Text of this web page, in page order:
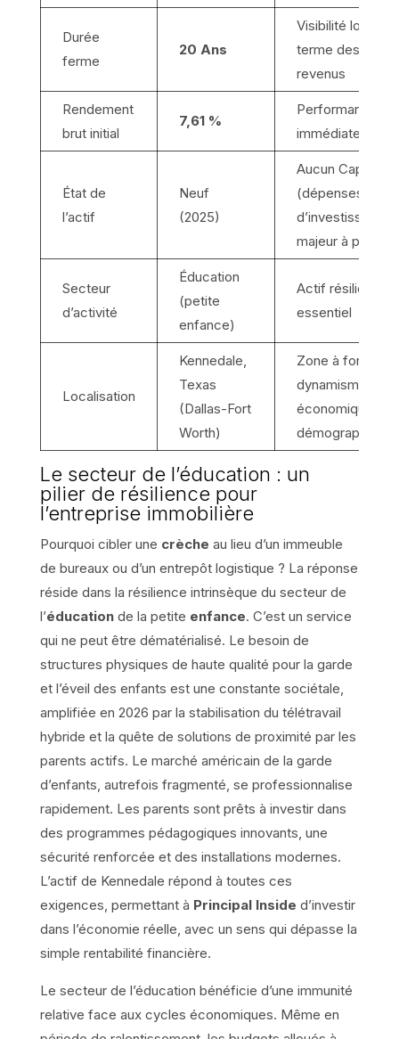
Durée
ferme
20 Ans
Visibilité long
terme des
revenus
Rendement
brut initial
7,61 %
Performance
immédiate
État de
l’actif
Neuf
(2025)
Aucun Capex
(dépenses
majeur à prévoir
Secteur
d’activité
Éducation
(petite
enfance)
Actif résilient et
essentiel
Localisation
Kennedale,
Texas
(Dallas-Fort
Worth)
Zone à fort
dynamisme
économique et
démographique
Le secteur de l’éducation : un
pilier de résilience pour
l’entreprise immobilière
Pourquoi cibler une crèche au lieu d’un immeuble
de bureaux ou d’un entrepôt logistique ? La réponse
réside dans la résilience intrinsèque du secteur de
l’éducationde la petite enfance. C’est un service
qui ne peut être dématérialisé. Le besoin de
structures physiques de haute qualité pour la garde
et l’éveil des enfants est une constante sociétale,
amplifiée en 2026 par la stabilisation du télétravail
hybride et la quête de solutions de proximité par les
parents actifs. Le marché américain de la garde
d’enfants, autrefois fragmenté, se professionnalise
rapidement. Les parents sont prêts à investir dans
des programmes pédagogiques innovants, une
sécurité renforcée et des installations modernes.
L’actif de Kennedale répond à toutes ces
exigences, permettant à Principal Inside d’investir
dans l’économie réelle, avec un sens qui dépasse la
simple rentabilité financière.
Le secteur de l’éducation bénéficie d’une immunité
relative face aux cycles économiques. Même en